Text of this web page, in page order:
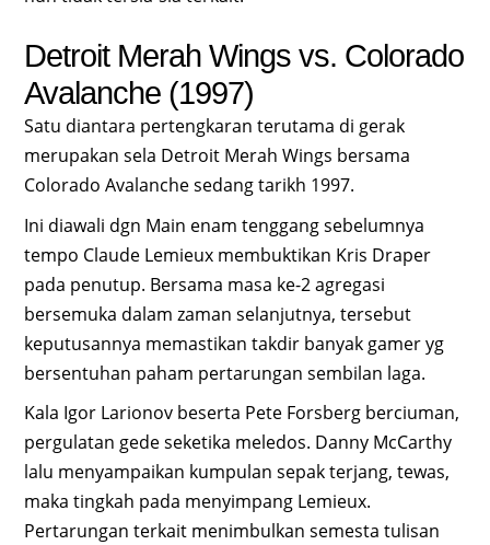
Detroit Merah Wings vs. Colorado
Avalanche (1997)
Satu diantara pertengkaran terutama di gerak
merupakan sela Detroit Merah Wings bersama
Colorado Avalanche sedang tarikh 1997.
Ini diawali dgn Main enam tenggang sebelumnya
tempo Claude Lemieux membuktikan Kris Draper
pada penutup. Bersama masa ke-2 agregasi
bersemuka dalam zaman selanjutnya, tersebut
keputusannya memastikan takdir banyak gamer yg
bersentuhan paham pertarungan sembilan laga.
Kala Igor Larionov beserta Pete Forsberg berciuman,
pergulatan gede seketika meledos. Danny McCarthy
lalu menyampaikan kumpulan sepak terjang, tewas,
maka tingkah pada menyimpang Lemieux.
Pertarungan terkait menimbulkan semesta tulisan